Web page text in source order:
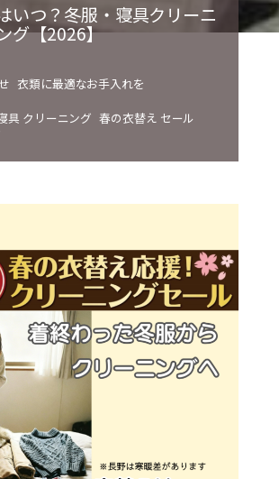
いつ？冬服・寝具クリーニ
グ【2026】
衣類に最適なお手入れを
具 クリーニング 春の衣替え セール